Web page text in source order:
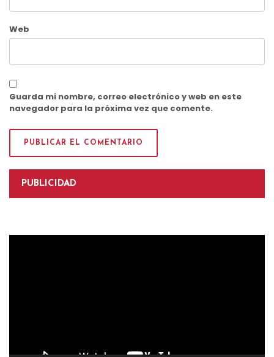
Web
Guarda mi nombre, correo electrónico y web en este
navegador para la próxima vez que comente.
PUBLICIDAD